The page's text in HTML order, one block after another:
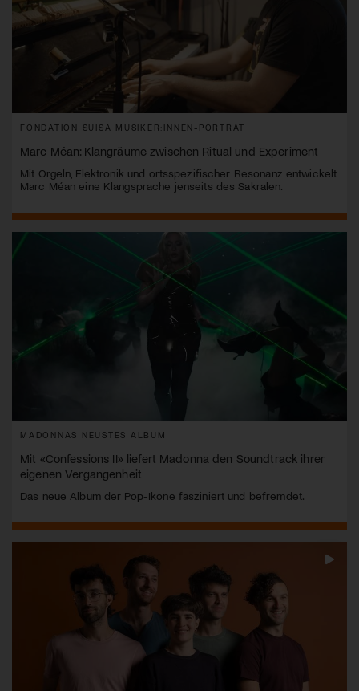
FONDATION SUISA MUSIKER:INNEN-PORTRÄT
Marc Méan: Klangräume zwischen Ritual und Experiment
Mit Orgeln, Elektronik und ortsspezifischer Resonanz entwickelt
Marc Méan eine Klangsprache jenseits des Sakralen.
MADONNAS NEUSTES ALBUM
Mit «Confessions II» liefert Madonna den Soundtrack ihrer
eigenen Vergangenheit
Das neue Album der Pop-Ikone fasziniert und befremdet.